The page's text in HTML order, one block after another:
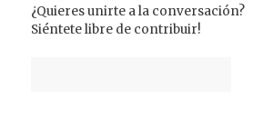
¿Quieres unirte a la conversación?
Siéntete libre de contribuir!